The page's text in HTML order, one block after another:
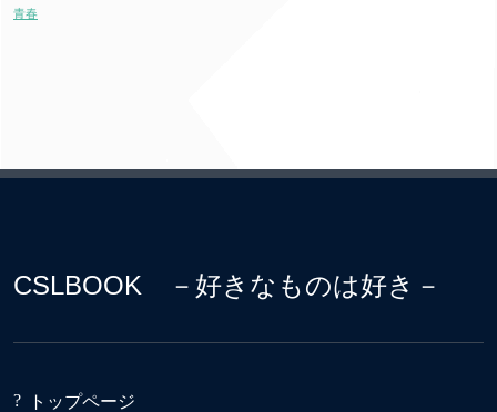
青春
CSLBOOK －好きなものは好き－
トップページ